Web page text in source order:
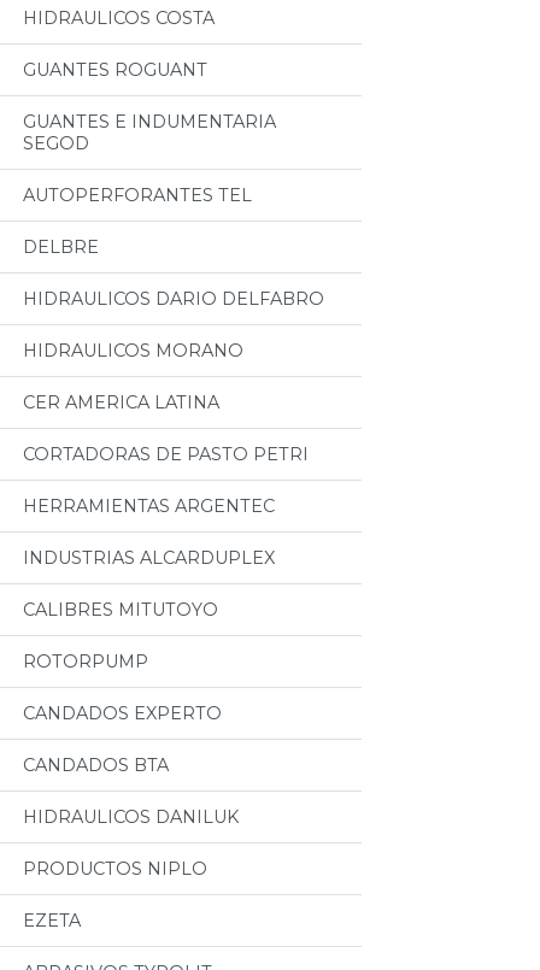
HIDRAULICOS COSTA
GUANTES ROGUANT
GUANTES E INDUMENTARIA
SEGOD
AUTOPERFORANTES TEL
DELBRE
HIDRAULICOS DARIO DELFABRO
HIDRAULICOS MORANO
CER AMERICA LATINA
CORTADORAS DE PASTO PETRI
HERRAMIENTAS ARGENTEC
INDUSTRIAS ALCARDUPLEX
CALIBRES MITUTOYO
ROTORPUMP
CANDADOS EXPERTO
CANDADOS BTA
HIDRAULICOS DANILUK
PRODUCTOS NIPLO
EZETA